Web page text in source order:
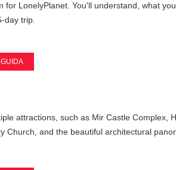
for LonelyPlanet. You'll understand, what
day trip.
attractions, such as Mir Castle Complex,
Church, and the beautiful architectural